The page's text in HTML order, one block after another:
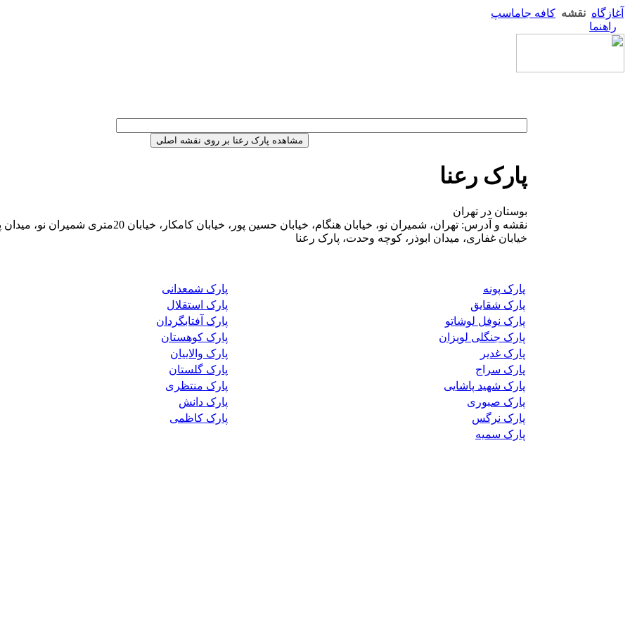
آغازگاه نقشه کافه جاماسپ
راهنما
پارک رعنا
بوستان در تهران
نقشه و آدرس: تهران، شمیران نو، خیابان هنگام، خیابان حسین پور، خیابان کامکار، خیابان
خیابان غفاری، میدان ابوذر، کوچه وحدت، پارک رعنا
پارک پونه
پارک شمعدانی
پارک شقایق
پارک استقلال
پارک نوفل لوشاتو
پارک آفتابگردان
پارک جنگلی لویزان
پارک کوهستان
پارک غدیر
پارک والاییان
پارک سراج
پارک گلستان
پارک شهید پاشایی
پارک منتظری
پارک صبوری
پارک دانش
پارک نرگس
پارک کاظمی
پارک سمیه